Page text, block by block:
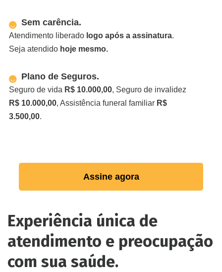
Sem carência.
Atendimento liberado logo após a assinatura.
Seja atendido hoje mesmo.
Plano de Seguros.
Seguro de vida R$ 10.000,00, Seguro de invalidez
R$ 10.000,00, Assistência funeral familiar R$
3.500,00.
Assine agora
Experiência única de
atendimento e preocupação
com sua saúde.